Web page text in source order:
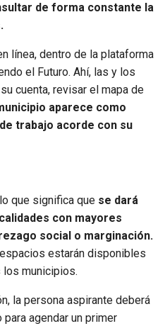
de forma constante la
línea, dentro de la plataforma
el Futuro. Ahí, las y los
cuenta, revisar el mapa de
aparece como
trabajo acorde con su
que significa que se dará
con mayores
social o marginación.
estarán disponibles
municipios.
la persona aspirante deberá
agendar un primer